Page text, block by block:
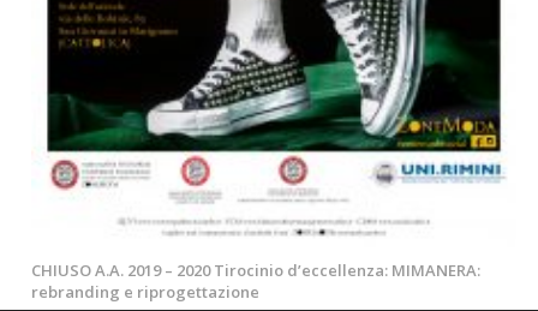
CHIUSO A.A. 2019 – 2020 Tirocinio d’eccellenza: MIMANERA:
rebranding e riprogettazione